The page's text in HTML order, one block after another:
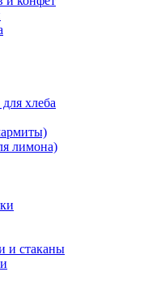
хлеба
лимона)
и стаканы